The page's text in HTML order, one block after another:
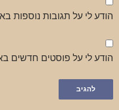
הודע לי על תגובות נוספות
הודע לי על פוסטים חדשים